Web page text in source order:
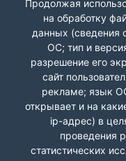
Продолжая
на обработку
данных (сведения
ОС; тип и
разрешение его
сайт
рекламе; язык
открывает и на
ip-адрес) в
проведения
статистических